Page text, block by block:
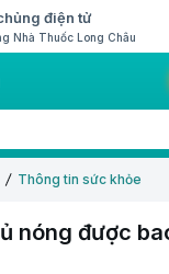
điện tử
Nhà Thuốc Long Châu
Thông tin sức khỏe
nóng được